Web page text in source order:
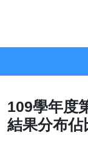
109學年度
結果分布佔